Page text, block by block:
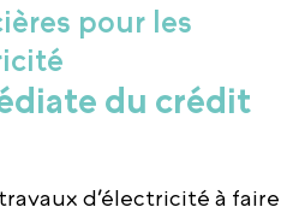
pour les
du crédit
d’électricité à faire